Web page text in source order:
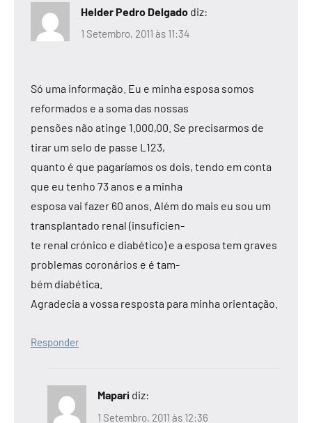
Helder Pedro Delgado diz:
1 Setembro, 2011 às 11:34
Só uma informação. Eu e minha esposa somos
reformados e a soma das nossas
pensões não atinge 1.000,00. Se precisarmos de
tirar um selo de passe L123,
quanto é que pagaríamos os dois, tendo em conta
que eu tenho 73 anos e a minha
esposa vai fazer 60 anos. Além do mais eu sou um
transplantado renal (insuficien-
te renal crónico e diabético) e a esposa tem graves
problemas coronários e é tam-
bém diabética.
Agradecia a vossa resposta para minha orientação.
Responder
Mapari diz:
1 Setembro, 2011 às 12:36